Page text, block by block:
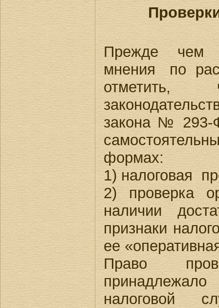
Прежде чем
мнения по
отметить,
закона № 293-
формах:
1) налоговая
2) проверка
наличии
признаки
ee
Право
налоговой